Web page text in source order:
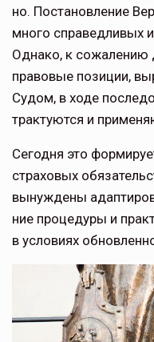
но. Постановление
много справедливых
Однако, к сожалению
правовые позиции,
Судом, в ходе
трактуются и
Сегодня это
страховых
вынуждены
ние процедуры и
в условиях